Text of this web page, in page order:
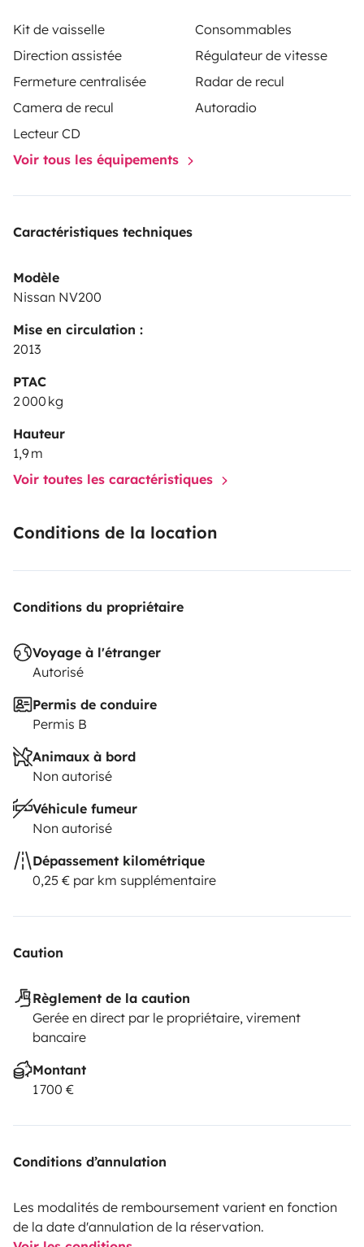
Kit de vaisselle
Consommables
Direction assistée
Régulateur de vitesse
Fermeture centralisée
Radar de recul
Camera de recul
Autoradio
Lecteur CD
Voir tous les équipements
Caractéristiques techniques
Modèle
Nissan NV200
Mise en circulation :
2013
PTAC
2 000 kg
Hauteur
1,9 m
Voir toutes les caractéristiques
Conditions de la location
Conditions du propriétaire
Voyage à l'étranger
Autorisé
Permis de conduire
Permis B
Animaux à bord
Non autorisé
Véhicule fumeur
Non autorisé
Dépassement kilométrique
0,25 € par km supplémentaire
Caution
Règlement de la caution
Gerée en direct par le propriétaire, virement
bancaire
Montant
1 700 €
Conditions d’annulation
Les modalités de remboursement varient en fonction
de la date d'annulation de la réservation.